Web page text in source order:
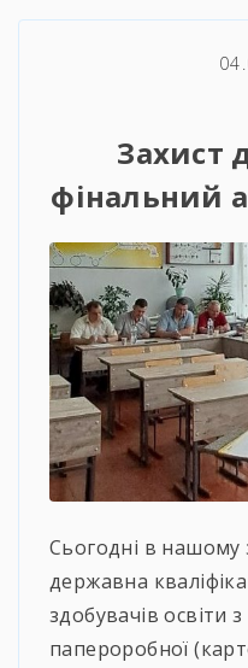
Захист
фінальний
Сьогодні в нашому
державна
здобувачів освіти
папероробної